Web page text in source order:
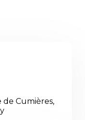
de Cumières,